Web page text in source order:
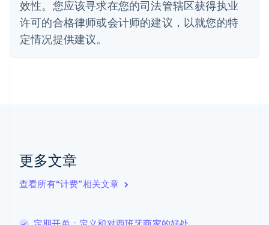
效性。您应该寻求在您的司法管辖区获得执业
许可的合格律师或会计师的建议，以就您的特
定情况提供建议。
更多文章
查看所有“计费”相关文章
FrançaisEnglish
芬兰
EnglishSvenska
English
English
卢森堡